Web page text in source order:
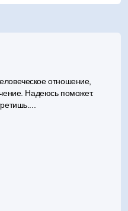
отношение,
Надеюсь поможет.